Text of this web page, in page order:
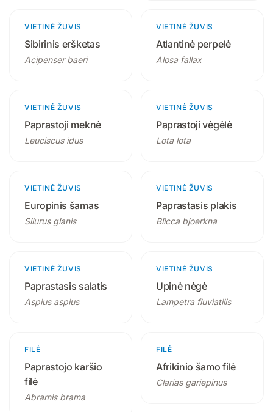
2 produktai
VIETINĖ ŽUVIS
Sibirinis eršketas
Acipenser baeri
2 produktai
VIETINĖ ŽUVIS
Atlantinė perpelė
Alosa fallax
2 produktai
VIETINĖ ŽUVIS
Paprastoji meknė
Leuciscus idus
1 produktas
VIETINĖ ŽUVIS
Paprastoji vėgėlė
Lota lota
2 produktai
VIETINĖ ŽUVIS
Europinis šamas
Silurus glanis
2 produktai
VIETINĖ ŽUVIS
Paprastasis plakis
Blicca bjoerkna
2 produktai
VIETINĖ ŽUVIS
Paprastasis salatis
Aspius aspius
2 produktai
VIETINĖ ŽUVIS
Upinė nėgė
Lampetra fluviatilis
FILĖ
Paprastojo karšio
filė
Abramis brama
FILĖ
Afrikinio šamo filė
Clarias gariepinus